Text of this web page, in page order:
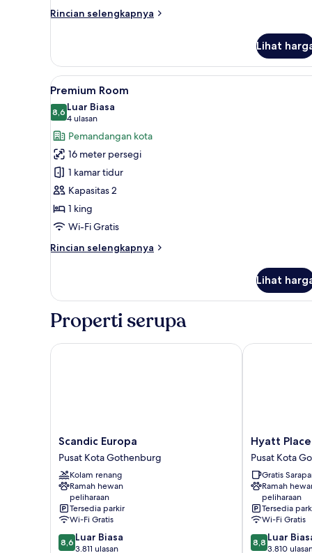
Rincian selengkapnya
Rincian
Kamar
Double
Superior
Lihat
Lihat
semua
foto
untuk
Premium
Room
Premium Room | Brankas,
5
Premium Room
8,68,6 dari 10
Luar Biasa
4 ulasan
(4
ulasan)
Pemandangan kota
16 meter persegi
1 kamar tidur
Kapasitas 2
1 king
Wi-Fi Gratis
Rincian selengkapnya
Rincian
Premium
Lihat
Properti serupa
Scandic
Europa
Pusat
Kota
Gothenburg
Scandic Europa
Pusat Kota Gothenburg
Kolam renang
Ramah hewan
peliharaan
Tersedia parkir
Wi-Fi Gratis
8.6
dari
8,6 Luar Biasa
3.811 ulasan
Scandic Europa
Hyatt
Place
Gothenburg
Central
Pusat
Kota
Gothenburg
Hyatt
Pusat Kota
Gratis
Ramah
peliharaan
Tersedia
Wi-Fi Gratis
8.8
dari
8,8 Luar
3.810
Hyatt Place